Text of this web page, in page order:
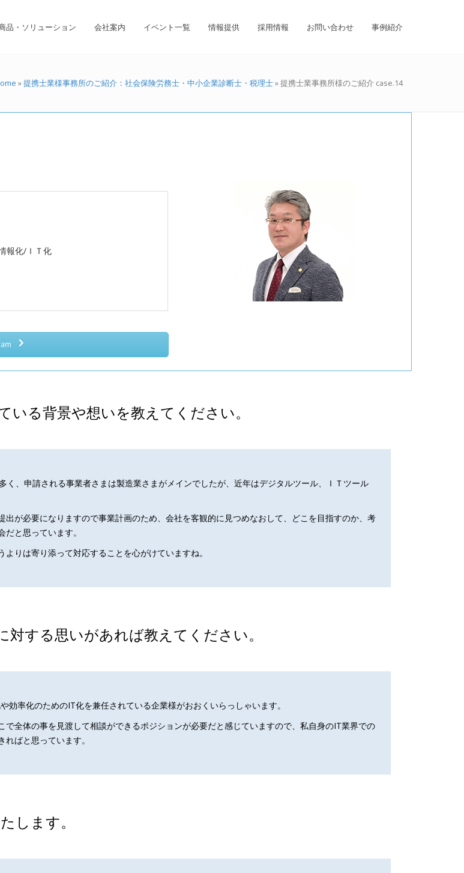
品・ソリューション 会社案内 イベント一覧 情報提供 採用情報 お問い合わせ 事例紹介
»提携士業様事務所のご紹介：社会保険労務士・中小企業診断士・税理士»提携士業事務所様のご紹介 case.14
報化/ＩＴ化
いる背景や想いを教えてください。
、申請される事業者さまは製造業さまがメインでしたが、近年はデジタルツール、ＩＴツール
が必要になりますので事業計画のため、会社を客観的に見つめなおして、どこを目指すのか、考
と思っています。
りは寄り添って対応することを心がけていますね。
する思いがあれば教えてください。
率化のためのIT化を兼任されている企業様がおおくいらっしゃいます。
全体の事を見渡して相談ができるポジションが必要だと感じていますので、私自身のIT業界での
ばと思っています。
します。